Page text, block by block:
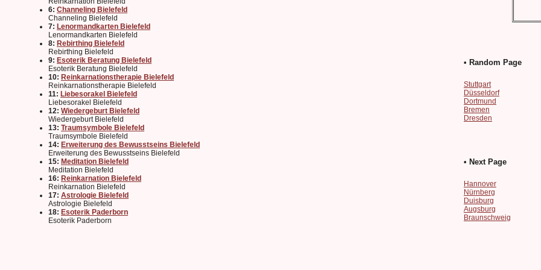
6: Channeling Bielefeld
Channeling Bielefeld
7: Lenormandkarten Bielefeld
Lenormandkarten Bielefeld
8: Rebirthing Bielefeld
Rebirthing Bielefeld
9: Esoterik Beratung Bielefeld
Esoterik Beratung Bielefeld
10: Reinkarnationstherapie Bielefeld
Reinkarnationstherapie Bielefeld
11: Liebesorakel Bielefeld
Liebesorakel Bielefeld
12: Wiedergeburt Bielefeld
Wiedergeburt Bielefeld
13: Traumsymbole Bielefeld
Traumsymbole Bielefeld
14: Erweiterung des Bewusstseins Bielefeld
Erweiterung des Bewusstseins Bielefeld
15: Meditation Bielefeld
Meditation Bielefeld
16: Reinkarnation Bielefeld
Reinkarnation Bielefeld
17: Astrologie Bielefeld
Astrologie Bielefeld
18: Esoterik Paderborn
Esoterik Paderborn
• Random Page
Stuttgart
Düsseldorf
Dortmund
Bremen
Dresden
• Next Page
Hannover
Nürnberg
Duisburg
Augsburg
Braunschweig